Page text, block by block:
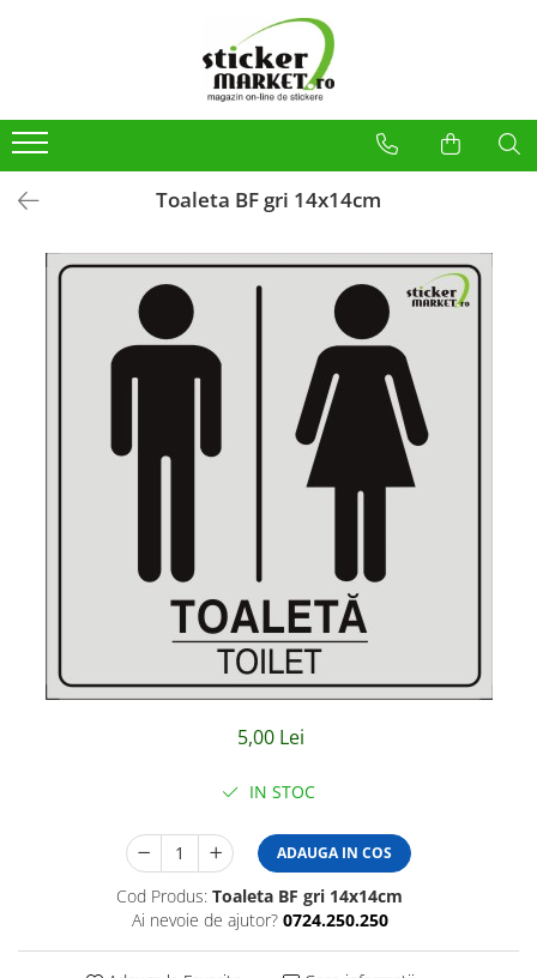
Produse la comandă
Placute
Stickere Atentionare
Obligatii generale
Autocolante automate cafea
Residence
Toaleta BF gri 14x14cm
5,00 Lei
IN STOC
ADAUGA IN COS
Cod Produs: Toaleta BF gri 14x14cm
Ai nevoie de ajutor? 0724.250.250